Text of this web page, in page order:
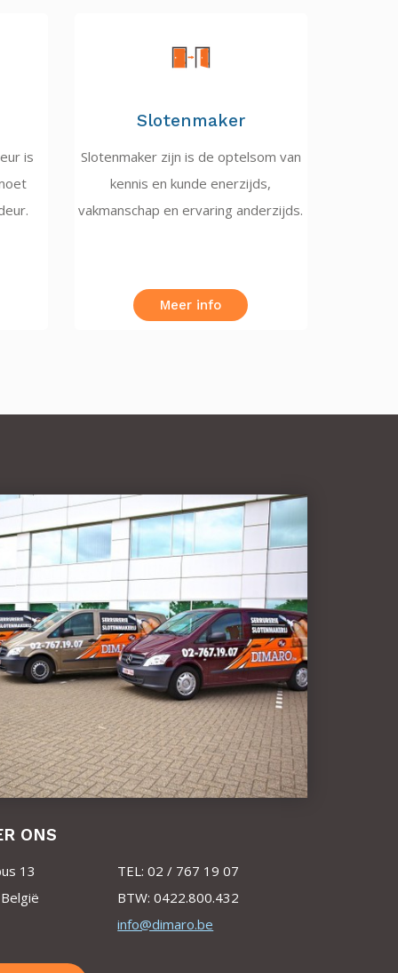
is
Slotenmaker
Slotenmaker zijn is de optelsom van
kennis en kunde enerzijds,
vakmanschap en ervaring anderzijds.
Meer info
ONS
13
TEL: 02 / 767 19 07
BTW: 0422.800.432
info@dimaro.be